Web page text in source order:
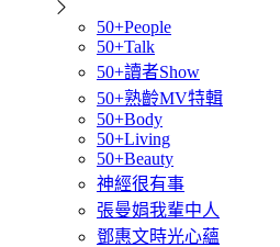
50+People
50+Talk
50+讀者Show
50+熟齡MV特輯
50+Body
50+Living
50+Beauty
神經很有事
張曼娟我輩中人
鄧惠文時光心蘊